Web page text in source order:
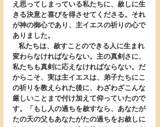
え思ってしまっている私たちに、赦しに生
きる決意と喜びを得させてくださる。それ
が神の御心であり、主イエスの祈りの心で
ありました。
変わらなければならない。主の真剣さに、
私たちも真剣に応えなければならない。だ
からこそ、実は主イエスは、弟子たちにこ
の祈りを教えられた後に、わざわざこんな
厳しいことまで付け加えて仰っていたので
す。「もし人の過ちを赦すなら、あなたが
たの天の父もあなたがたの過ちをお赦しに